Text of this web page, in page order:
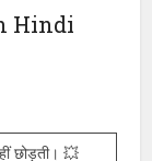
रखता हूँ। 💯
से खास है। 💖